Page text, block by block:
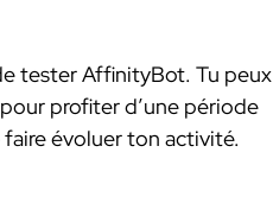
tester AffinityBot. Tu peux
pour profiter d’une période
faire évoluer ton activité.